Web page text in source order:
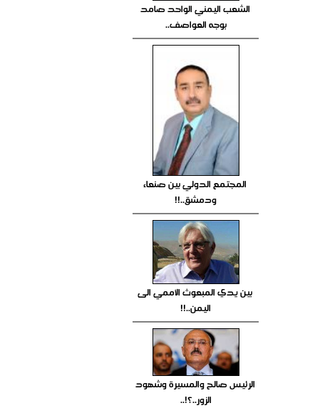
الشعب اليمني الواحد صامد
بوجه العواصف..
المجتمع الدولي بين صنعاء
ودمشق..!!
بين يدي المبعوث الأممي الى
اليمن..!!
الرئيس صالح والمسيرة وشهود
الزور..؟!..